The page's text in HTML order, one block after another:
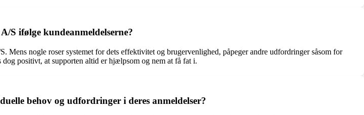
S ifølge kundeanmeldelserne?
nogle roser systemet for dets effektivitet og brugervenlighed, påpeger andre udfordringer såsom for
positivt, at supporten altid er hjælpsom og nem at få fat i.
behov og udfordringer i deres anmeldelser?